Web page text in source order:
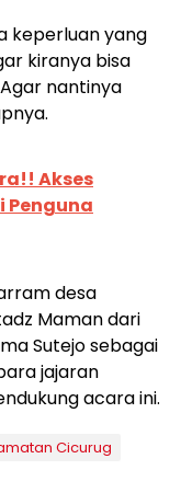
keperluan yang
kiranya bisa
nantinya
Akses
Penguna
desa
Maman dari
Sutejo sebagai
jajaran
acara ini.
Cicurug